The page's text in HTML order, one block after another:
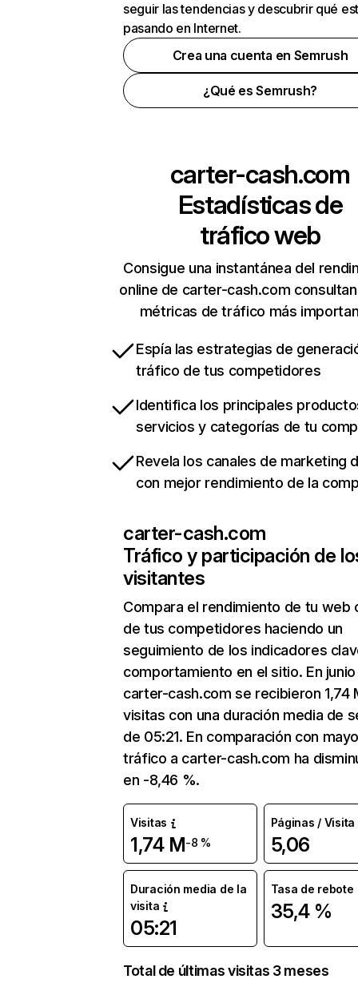
seguir las tendencias y descubrir qué
pasando en Internet.
Crea una cuenta en Semrush
¿Qué es Semrush?
carter-cash.com
Estadísticas de
tráfico web
Consigue una instantánea del
online de carter-cash.com
métricas de tráfico más
Espía las estrategias de
tráfico de tus competidores
Identifica los principales
servicios y categorías de tu
Revela los canales de marketing
con mejor rendimiento de la
carter-cash.com
Tráfico y participación de
visitantes
Compara el rendimiento de tu web
de tus competidores haciendo un
seguimiento de los indicadores
comportamiento en el sitio. En junio
carter-cash.com se recibieron 1,74
visitas con una duración media de
de 05:21. En comparación con
tráfico a carter-cash.com ha
en -8,46 %.
Visitas
1,74 M-8 %
Páginas / Visita
5,06
Duración media de la
visita
05:21
Tasa de rebote
35,4 %
Total de últimas visitas 3 meses